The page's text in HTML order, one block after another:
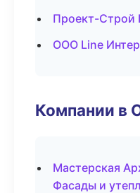
Проект-Строй
ООО Line
Компании в
Мастерская
Фасады и